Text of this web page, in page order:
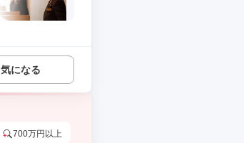
気になる
700万円以上